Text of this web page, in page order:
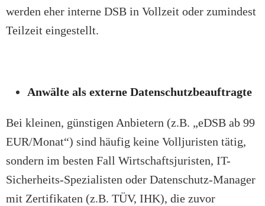
werden eher interne DSB in Vollzeit oder zumindest
Teilzeit eingestellt.
Anwälte als externe Datenschutzbeauftragte
Bei kleinen, günstigen Anbietern (z.B. „eDSB ab 99
EUR/Monat“) sind häufig keine Volljuristen tätig,
sondern im besten Fall Wirtschaftsjuristen, IT-
Sicherheits-Spezialisten oder Datenschutz-Manager
mit Zertifikaten (z.B. TÜV, IHK), die zuvor